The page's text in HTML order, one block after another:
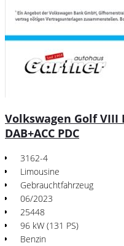
Volkswagen Golf VIII
DAB+ACC PDC
3162-4
Limousine
Gebrauchtfahrzeug
06/2023
25448
96 kW (131 PS)
Benzin